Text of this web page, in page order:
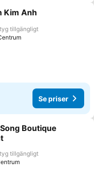
i Mina Favoriter
Kim Anh
tillgängligt
Se priser
i Mina Favoriter
Boutique
tillgängligt